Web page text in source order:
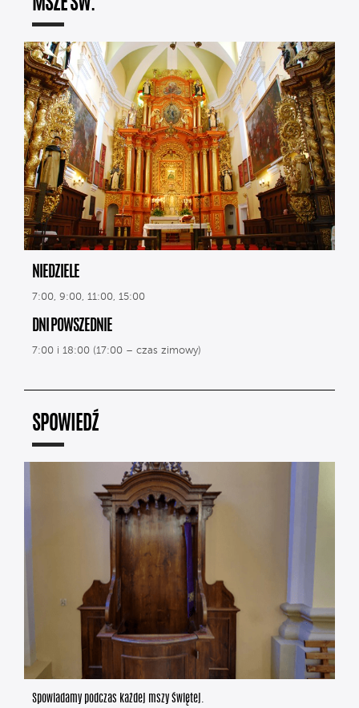
MSZE ŚW.
NIEDZIELE
7:00, 9:00, 11:00, 15:00
DNI POWSZEDNIE
7:00 i 18:00 (17:00 – czas zimowy)
SPOWIEDŹ
Spowiadamy podczas każdej mszy świętej.